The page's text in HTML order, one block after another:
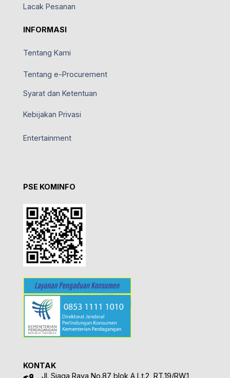
Lacak Pesanan
INFORMASI
Tentang Kami
Tentang e-Procurement
Syarat dan Ketentuan
Kebijakan Privasi
Entertainment
PSE KOMINFO
KONTAK
Jl. Siaga Raya No.87 blok A Lt.2, RT.19/RW.1,